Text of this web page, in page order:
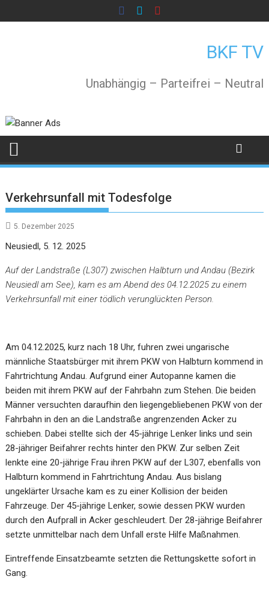
to
BKF TV
Unabhängig – Parteifrei – Neutral
Verkehrsunfall mit Todesfolge
5. Dezember 2025
Neusiedl, 5. 12. 2025
Auf der Landstraße (L307) zwischen Halbturn und Andau (Bezirk
Neusiedl am See), kam es am Abend des 04.12.2025 zu einem
Verkehrsunfall mit einer tödlich verunglückten Person.
Am 04.12.2025, kurz nach 18 Uhr, fuhren zwei ungarische
männliche Staatsbürger mit ihrem PKW von Halbturn kommend in
Fahrtrichtung Andau. Aufgrund einer Autopanne kamen die
beiden mit ihrem PKW auf der Fahrbahn zum Stehen. Die beiden
Männer versuchten daraufhin den liegengebliebenen PKW von der
Fahrbahn in den an die Landstraße angrenzenden Acker zu
schieben. Dabei stellte sich der 45-jährige Lenker links und sein
28-jähriger Beifahrer rechts hinter den PKW. Zur selben Zeit
lenkte eine 20-jährige Frau ihren PKW auf der L307, ebenfalls von
Halbturn kommend in Fahrtrichtung Andau. Aus bislang
ungeklärter Ursache kam es zu einer Kollision der beiden
Fahrzeuge. Der 45-jährige Lenker, sowie dessen PKW wurden
durch den Aufprall in Acker geschleudert. Der 28-jährige Beifahrer
setzte unmittelbar nach dem Unfall erste Hilfe Maßnahmen.
Eintreffende Einsatzbeamte setzten die Rettungskette sofort in
Gang.